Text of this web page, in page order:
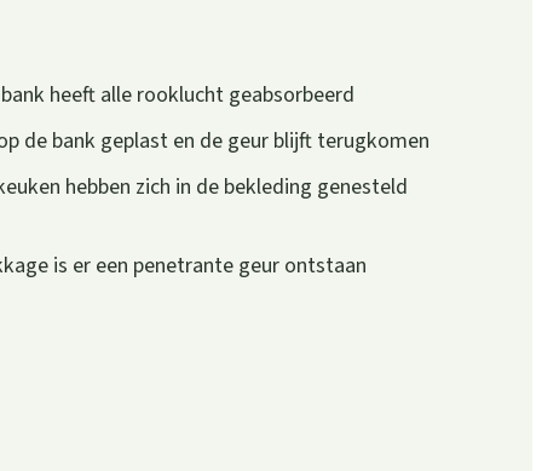
heeft alle rooklucht geabsorbeerd
de bank geplast en de geur blijft terugkomen
hebben zich in de bekleding genesteld
is er een penetrante geur ontstaan